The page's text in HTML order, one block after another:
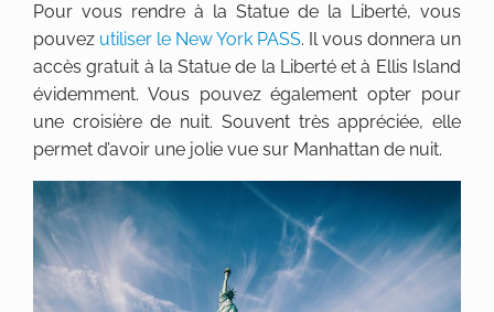
Pour vous rendre à la Statue de la Liberté, vous
pouvez utiliser le New York PASS. Il vous donnera un
accès gratuit à la Statue de la Liberté et à Ellis Island
évidemment. Vous pouvez également opter pour
une croisière de nuit. Souvent très appréciée, elle
permet d’avoir une jolie vue sur Manhattan de nuit.